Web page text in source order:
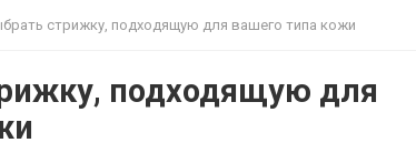
стрижку, подходящую для вашего типа кожи
подходящую для